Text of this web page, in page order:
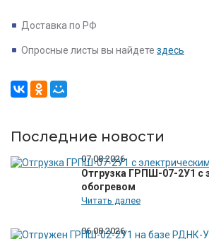
Доставка по РФ
Опросные листы вы найдете здесь
Последние новости
07.08.2026
Отгрузка ГРПШ-07-2У1 с
обогревом
Читать далее
06.08.2026